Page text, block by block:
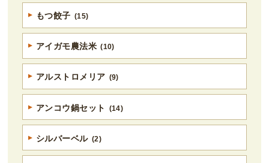
もつ餃子 (15)
アイガモ農法米 (10)
アルストロメリア (9)
アンコウ鍋セット (14)
シルバーベル (2)